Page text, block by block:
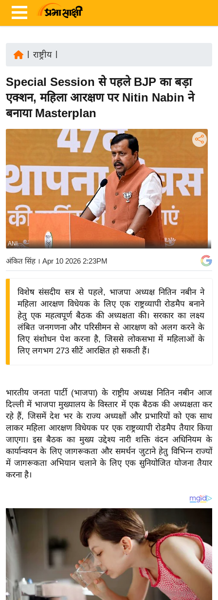
ज़ा
ख
ब
र
य
अं
त
र्रा
ष्ट्री
य
बि
ज़
ने
द्यो
शे
ष
ज्ञ
रा
य
ब
ज
ट
ल
क्रि
के
L
राष्ट्रीय|
Special Session से पहले BJP का बड़ा
एक्शन, महिला आरक्षण पर Nitin Nabin ने
बनाया Masterplan
ANI
अंकित सिंह। Apr 10 2026 2:23PM
विशेष संसदीय सत्र से पहले, भाजपा अध्यक्ष नितिन नबीन ने
महिला आरक्षण विधेयक के लिए एक राष्ट्रव्यापी रोडमैप बनाने
हेतु एक महत्वपूर्ण बैठक की अध्यक्षता की। सरकार का लक्ष्य
लंबित जनगणना और परिसीमन से आरक्षण को अलग करने के
लिए संशोधन पेश करना है, जिससे लोकसभा में महिलाओं के
लिए लगभग 273 सीटें आरक्षित हो सकती हैं।
भारतीय जनता पार्टी (भाजपा) के राष्ट्रीय अध्यक्ष नितिन नबीन आज
दिल्ली में भाजपा मुख्यालय के विस्तार में एक बैठक की अध्यक्षता कर
रहे हैं, जिसमें देश भर के राज्य अध्यक्षों और प्रभारियों को एक साथ
लाकर महिला आरक्षण विधेयक पर एक राष्ट्रव्यापी रोडमैप तैयार किया
जाएगा। इस बैठक का मुख्य उद्देश्य नारी शक्ति वंदन अधिनियम के
कार्यान्वयन के लिए जागरूकता और समर्थन जुटाने हेतु विभिन्न राज्यों
में जागरूकता अभियान चलाने के लिए एक सुनियोजित योजना तैयार
करना है।